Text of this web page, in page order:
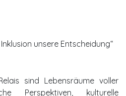
unsere Entscheidung“
sind Lebensräume voller
Perspektiven, kulturelle